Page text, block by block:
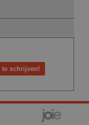
te schrijven!